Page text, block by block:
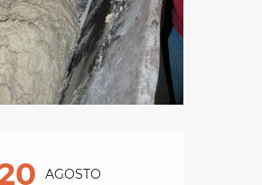
y datos de
AGOSTO